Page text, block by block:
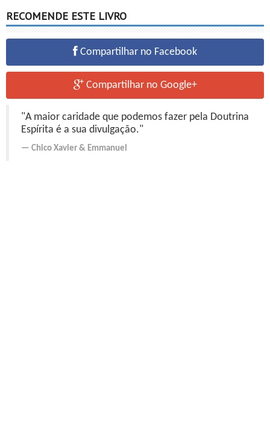
RECOMENDE ESTE LIVRO
Compartilhar no Facebook
Compartilhar no Google+
"A maior caridade que podemos fazer pela Doutrina
Espírita é a sua divulgação."
Chico Xavier & Emmanuel